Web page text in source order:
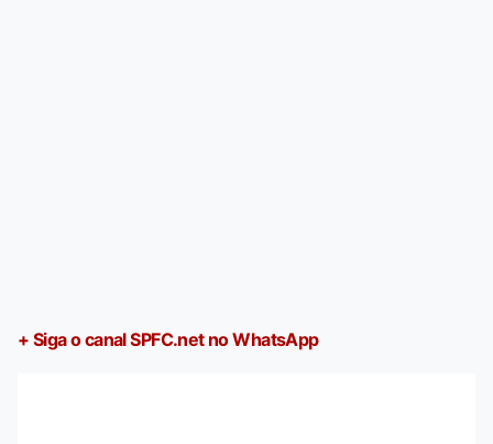
+ Siga o canal SPFC.net no WhatsApp